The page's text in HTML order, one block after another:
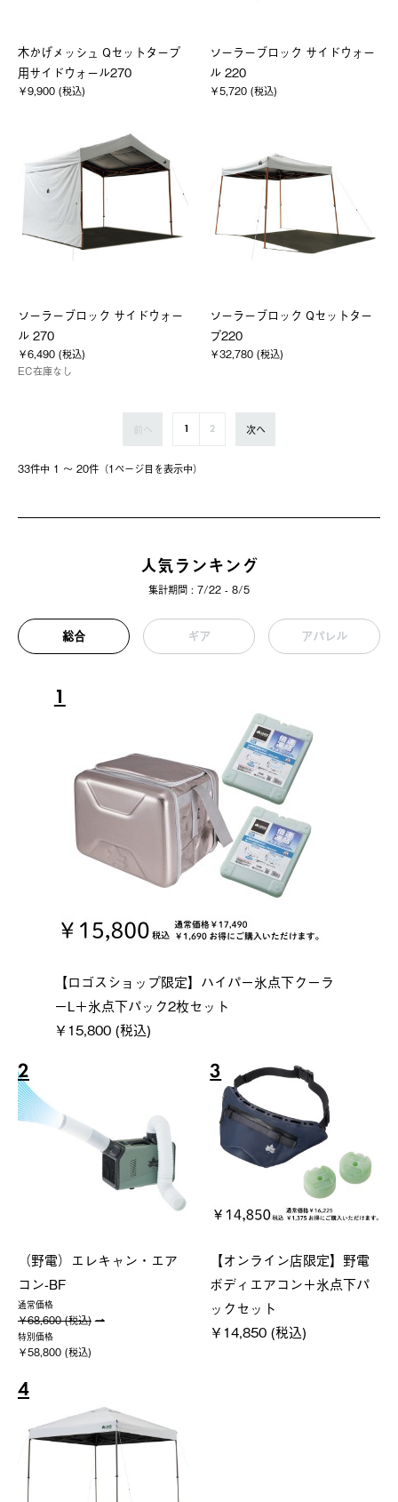
木かげメッシュ Qセットタープ
用サイドウォール270
￥9,900 (税込)
ソーラーブロック サイドウォー
ル 220
￥5,720 (税込)
ソーラーブロック サイドウォー
ル 270
￥6,490 (税込)
EC在庫なし
ソーラーブロック Qセットター
プ220
￥32,780 (税込)
33件中 1 〜 20件（1ページ⽬を表⽰中）
前へ 1 2 次へ
人気ランキング
集計期間 : 7/22 - 8/5
総合 ギア アパレル
1
【ロゴスショップ限定】ハイパー氷点下クーラ
ーL＋氷点下パック2枚セット
￥15,800 (税込)
2
（野電）エレキャン・エア
コン-BF
通常価格
￥68,600 (税込)
特別価格
￥58,800 (税込)
3
【オンライン店限定】野電
ボディエアコン＋氷点下パ
ックセット
￥14,850 (税込)
4